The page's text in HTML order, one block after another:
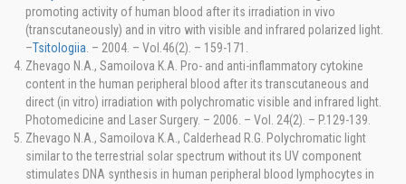
promoting activity of human blood after its irradiation in vivo
(transcutaneously) and in vitro with visible and infrared polarized light.
–Tsitologiia . – 2004. – Vol.46(2). – 159-171.
Zhevago N.A., Samoilova K.A. Pro- and anti-inflammatory cytokine
content in the human peripheral blood after its transcutaneous and
direct (in vitro) irradiation with polychromatic visible and infrared light.
Photomedicine and Laser Surgery. – 2006. – Vol. 24(2). – P.129-139.
Zhevago N.A., Samoilova K.A., Calderhead R.G. Polychromatic light
similar to the terrestrial solar spectrum without its UV component
stimulates DNA synthesis in human peripheral blood lymphocytes in